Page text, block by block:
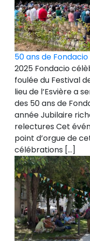
50 ans de
2025 Fondacio
foulée du Festival
lieu de l’Esvière a
des 50 ans de
année Jubilaire
relectures Cet
point d’orgue de
célébrations […]